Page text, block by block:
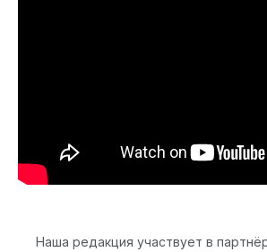
Наша редакция участвует в